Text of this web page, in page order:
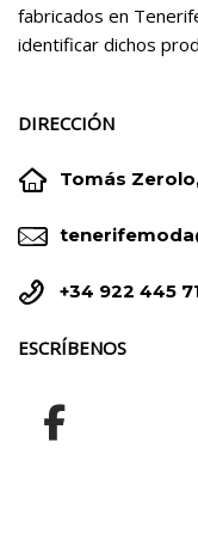
fabricados en
identificar dichos
DIRECCIÓN

 Tomás



 +34 922 445
ESCRÍBENOS